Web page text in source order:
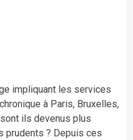
impliquant les services
à Paris, Bruxelles,
ils devenus plus
prudents ? Depuis ces